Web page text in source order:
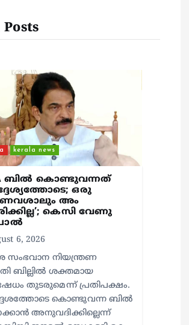
kerala news
ബിൽ കൊണ്ടുവന്നത്
ഒരു
അം​
കെസി വേണു​
6, 2026
സംഭവാന നിയന്ത്രണ
ബില്ലിൽ ശക്തമായ
തുടരുമെന്ന് പ്രതിപക്ഷം.
കൊണ്ടുവന്ന ബിൽ
അനുവദിക്കില്ലെന്ന്